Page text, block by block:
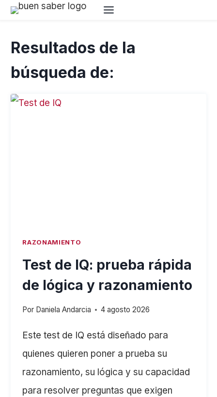
Saltar
contenido
Resultados de la
búsqueda de:
RAZONAMIENTO
Test de IQ: prueba rápida
de lógica y razonamiento
Por Daniela Andarcia 4 agosto 2026
Este test de IQ está diseñado para
quienes quieren poner a prueba su
razonamiento, su lógica y su capacidad
para resolver preguntas que exigen